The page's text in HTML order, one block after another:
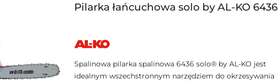
Pilarka łańcuchowa solo by AL-KO 6436
NAZWA
PRODUCENTA:
KO
Spalinowa pilarka spalinowa 6436 solo® by AL-KO jest
idealnym wszechstronnym narzędziem do okrzesywania